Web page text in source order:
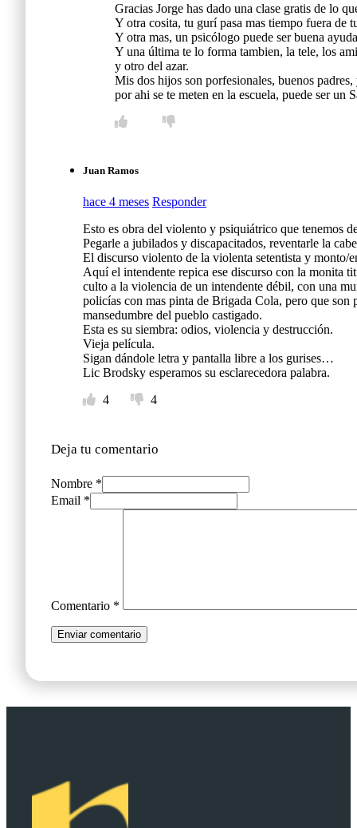
Gracias Jorge has dado una clase gratis de lo
Y otra cosita, tu gurí pasa mas tiempo fuera de
Y otra mas, un psicólogo puede ser buena
Y una última te lo forma tambien, la tele, los
y otro del azar.
Mis dos hijos son porfesionales, buenos
por ahi se te meten en la escuela, puede ser
Juan Ramos
hace 4 meses Responder
Esto es obra del violento y psiquiátrico que tenemos
Pegarle a jubilados y discapacitados, reventarle la
El discurso violento de la violenta setentista y monto/
Aquí el intendente repica ese discurso con la monita
culto a la violencia de un intendente débil, con una
policías con mas pinta de Brigada Cola, pero que
mansedumbre del pueblo castigado.
Esta es su siembra: odios, violencia y destrucción.
Vieja película.
Sigan dándole letra y pantalla libre a los gurises…
Lic Brodsky esperamos su esclarecedora palabra.
4
4
Deja tu comentario
Nombre *
Email *
Comentario *